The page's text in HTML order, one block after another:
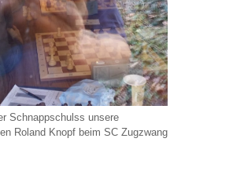
Schnappschulss unsere
Roland Knopf beim SC Zugzwang